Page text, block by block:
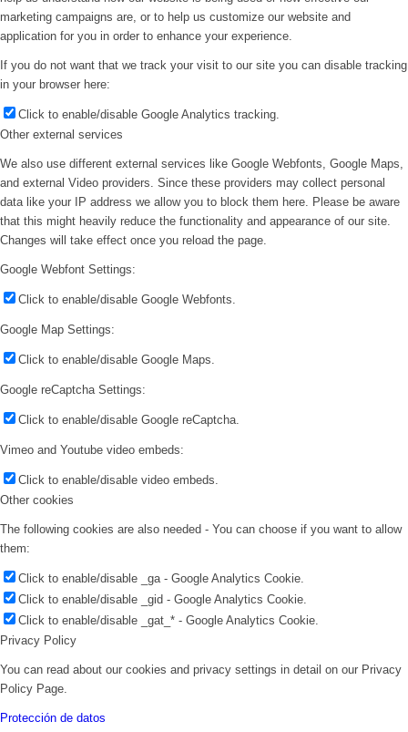
marketing campaigns are, or to help us customize our website and
application for you in order to enhance your experience.
If you do not want that we track your visit to our site you can disable tracking
in your browser here:
Click to enable/disable Google Analytics tracking.
Other external services
We also use different external services like Google Webfonts, Google Maps,
and external Video providers. Since these providers may collect personal
data like your IP address we allow you to block them here. Please be aware
that this might heavily reduce the functionality and appearance of our site.
Changes will take effect once you reload the page.
Google Webfont Settings:
Click to enable/disable Google Webfonts.
Google Map Settings:
Click to enable/disable Google Maps.
Google reCaptcha Settings:
Click to enable/disable Google reCaptcha.
Vimeo and Youtube video embeds:
Click to enable/disable video embeds.
Other cookies
The following cookies are also needed - You can choose if you want to allow
them:
Click to enable/disable _ga - Google Analytics Cookie.
Click to enable/disable _gid - Google Analytics Cookie.
Click to enable/disable _gat_* - Google Analytics Cookie.
Privacy Policy
You can read about our cookies and privacy settings in detail on our Privacy
Policy Page.
Protección de datos